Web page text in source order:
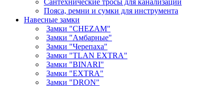
Сантехнические тросы для канализации
Пояса, ремни и сумки для инструмента
Навесные замки
Замки "CHEZAM"
Замки "Амбарные"
Замки "Черепаха"
Замки "TLAN EXTRA"
Замки "BINARI"
Замки "EXTRA"
Замки "DRON"